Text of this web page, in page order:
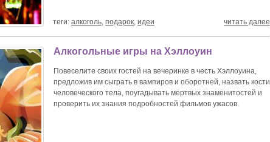
теги: алкоголь, подарок, идеи читать далее
Алкогольные игры на Хэллоуин
Повеселите своих гостей на вечеринке в честь Хэллоуина,
предложив им сыграть в вампиров и оборотней, назвать кости
человеческого тела, поугадывать мертвых знаменитостей и
проверить их знания подробностей фильмов ужасов.